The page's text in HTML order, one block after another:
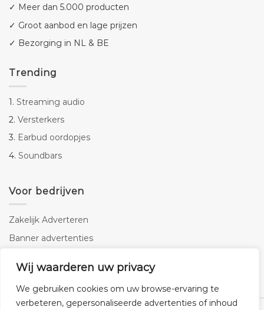
Wij waarderen uw privacy
We gebruiken cookies om uw browse-ervaring te
verbeteren, gepersonaliseerde advertenties of inhoud
✓ Meer dan 5.000 producten
✓ Groot aanbod en lage prijzen
✓ Bezorging in NL & BE
Trending
1. Streaming audio
2. Versterkers
3. Earbud oordopjes
4. Soundbars
Voor bedrijven
Zakelijk Adverteren
Banner advertenties
SEO copywriting